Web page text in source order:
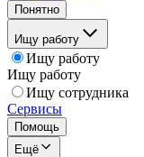
Понятно
Ищу работу
Ищу работу
Ищу работу
Ищу сотрудника
Сервисы
Помощь
Ещё